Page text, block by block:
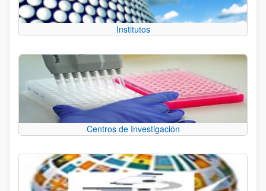
Institutos
Centros de Investigación